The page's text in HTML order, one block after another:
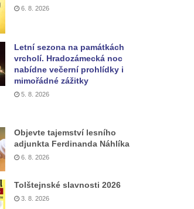
6. 8. 2026
Letní sezona na památkách
vrcholí. Hradozámecká noc
nabídne večerní prohlídky i
mimořádné zážitky
5. 8. 2026
Objevte tajemství lesního
adjunkta Ferdinanda Náhlíka
6. 8. 2026
Tolštejnské slavnosti 2026
3. 8. 2026